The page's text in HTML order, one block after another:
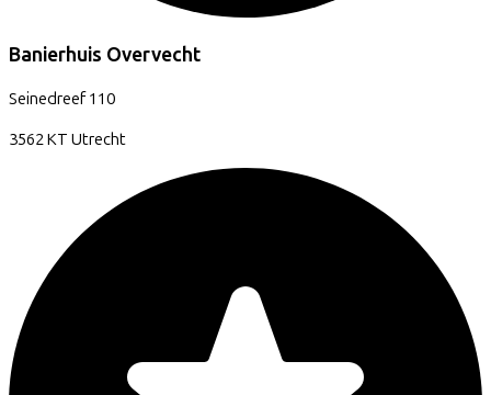
Banierhuis Overvecht
Seinedreef 110
3562 KT Utrecht